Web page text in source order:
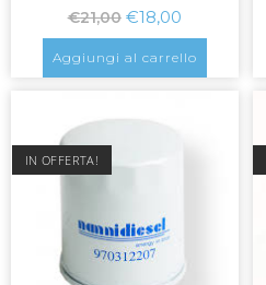
€21,00 €18,00
Aggiungi al carrello
IN OFFERTA!